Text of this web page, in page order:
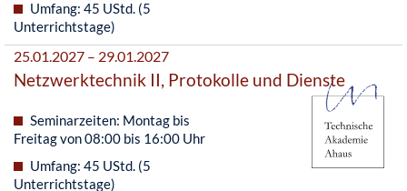
Umfang: 45 UStd. (5
Unterrichtstage)
25.01.2027 – 29.01.2027
Netzwerktechnik II, Protokolle und Dienste
Seminarzeiten: Montag bis
Freitag von 08:00 bis 16:00 Uhr
Umfang: 45 UStd. (5
Unterrichtstage)